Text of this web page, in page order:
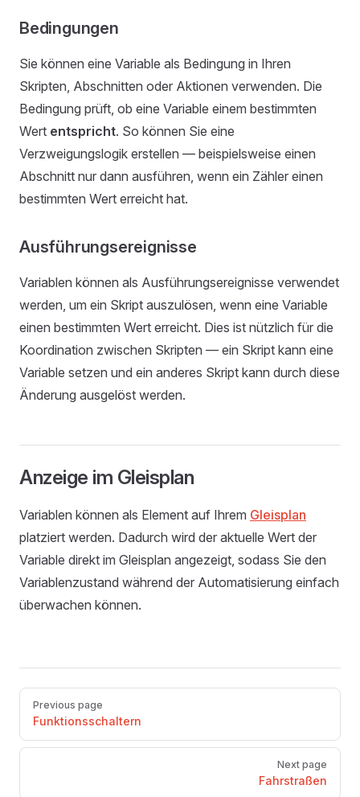
Bedingungen
Sie können eine Variable als Bedingung in Ihren
Skripten, Abschnitten oder Aktionen verwenden. Die
Bedingung prüft, ob eine Variable einem bestimmten
Wert entspricht. So können Sie eine
Verzweigungslogik erstellen — beispielsweise einen
Abschnitt nur dann ausführen, wenn ein Zähler einen
bestimmten Wert erreicht hat.
Ausführungsereignisse
Variablen können als Ausführungsereignisse verwendet
werden, um ein Skript auszulösen, wenn eine Variable
einen bestimmten Wert erreicht. Dies ist nützlich für die
Koordination zwischen Skripten — ein Skript kann eine
Variable setzen und ein anderes Skript kann durch diese
Änderung ausgelöst werden.
Anzeige im Gleisplan
Variablen können als Element auf Ihrem Gleisplan
platziert werden. Dadurch wird der aktuelle Wert der
Variable direkt im Gleisplan angezeigt, sodass Sie den
Variablenzustand während der Automatisierung einfach
überwachen können.
Pager
Previous page
Funktionsschaltern
Next page
Fahrstraßen